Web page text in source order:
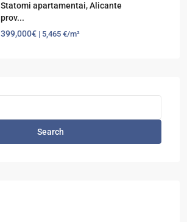
Statomi apartamentai, Alicante
prov...
399,000€ | 5,465 €/m²
Search